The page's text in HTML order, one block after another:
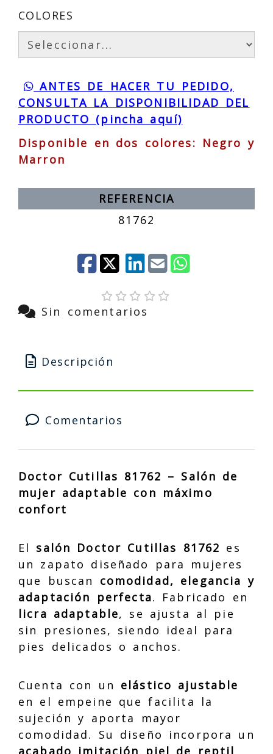
COLORES
ANTES DE HACER TU PEDIDO,
CONSULTA LA DISPONIBILIDAD DEL
PRODUCTO (pincha aquí)
Disponible en dos colores: Negro y
Marron
REFERENCIA
81762
Sin comentarios
Descripción
Comentarios
Doctor Cutillas 81762 – Salón de
mujer adaptable con máximo
confort
El salón Doctor Cutillas 81762 es
un zapato diseñado para mujeres
que buscan comodidad, elegancia y
adaptación perfecta. Fabricado en
licra adaptable, se ajusta al pie
sin presiones, siendo ideal para
pies delicados o anchos.
Cuenta con un elástico ajustable
en el empeine que facilita la
sujeción y aporta mayor
comodidad. Su diseño incorpora un
acabado imitación piel de reptil